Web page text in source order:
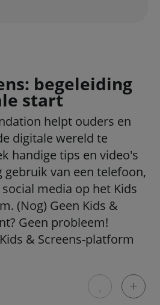
begeleiding
start
helpt ouders en
digitale wereld te
handige tips en video's
gebruik van een telefoon,
media op het Kids
(Nog) Geen Kids &
Geen probleem!
& Screens-platform